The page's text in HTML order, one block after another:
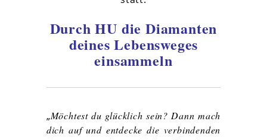
Durch HU die Diamanten
deines Lebensweges
einsammeln
„Möchtest du glücklich sein? Dann mach
dich auf und entdecke die verbindenden